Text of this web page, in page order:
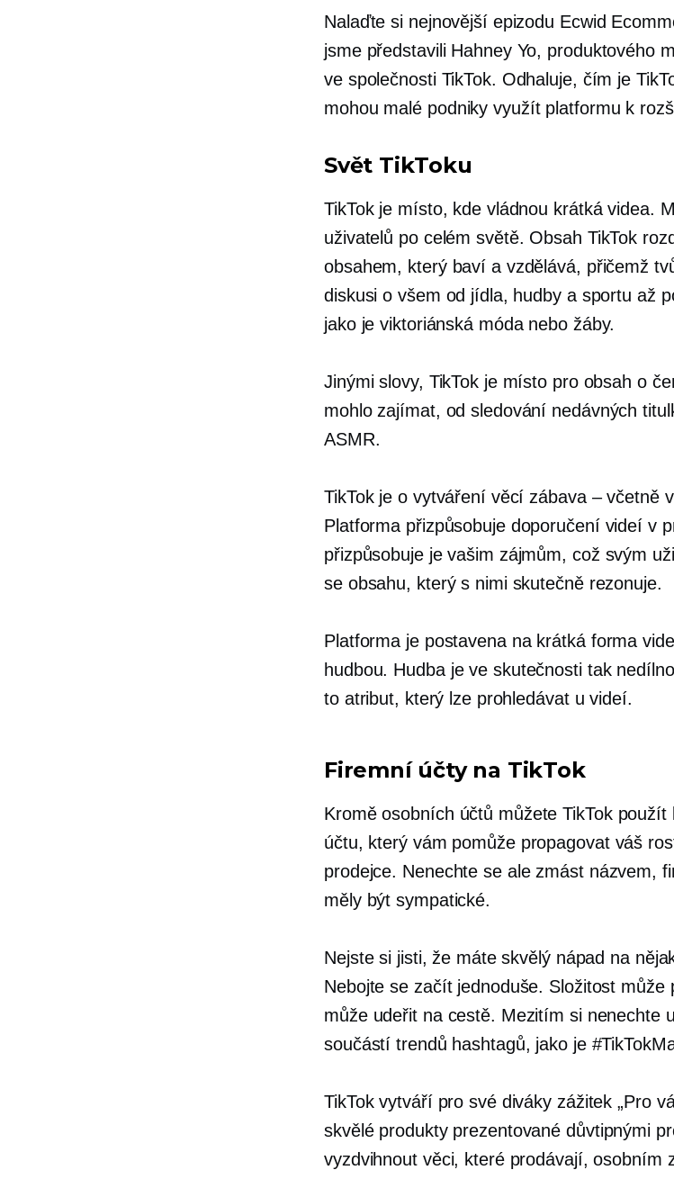
Nalaďte si nejnovější epizodu Ecwid
jsme představili Hahney Yo, produktového
ve společnosti TikTok. Odhaluje, čím je
mohou malé podniky využít platformu k
Svět TikToku
TikTok je místo, kde vládnou krátká videa.
uživatelů po celém světě. Obsah TikTok
obsahem, který baví a vzdělává, přičemž
diskusi o všem od jídla, hudby a sportu až
jako je viktoriánská móda nebo žáby.
Jinými slovy, TikTok je místo pro obsah o
mohlo zajímat, od sledování nedávných
ASMR.
TikTok je o vytváření věcí zábava – včetně
Platforma přizpůsobuje doporučení videí v
přizpůsobuje je vašim zájmům, což svým
se obsahu, který s nimi skutečně rezonuje.
Platforma je postavena na krátká forma
hudbou. Hudba je ve skutečnosti tak
to atribut, který lze prohledávat u videí.
Firemní účty na TikTok
Kromě osobních účtů můžete TikTok
účtu, který vám pomůže propagovat váš
prodejce. Nenechte se ale zmást názvem,
měly být sympatické.
Nejste si jisti, že máte skvělý nápad na
Nebojte se začít jednoduše. Složitost může
může udeřit na cestě. Mezitím si nenechte
součástí trendů hashtagů, jako je
TikTok vytváří pro své diváky zážitek „Pro
skvělé produkty prezentované důvtipnými
vyzdvihnout věci, které prodávají, osobním